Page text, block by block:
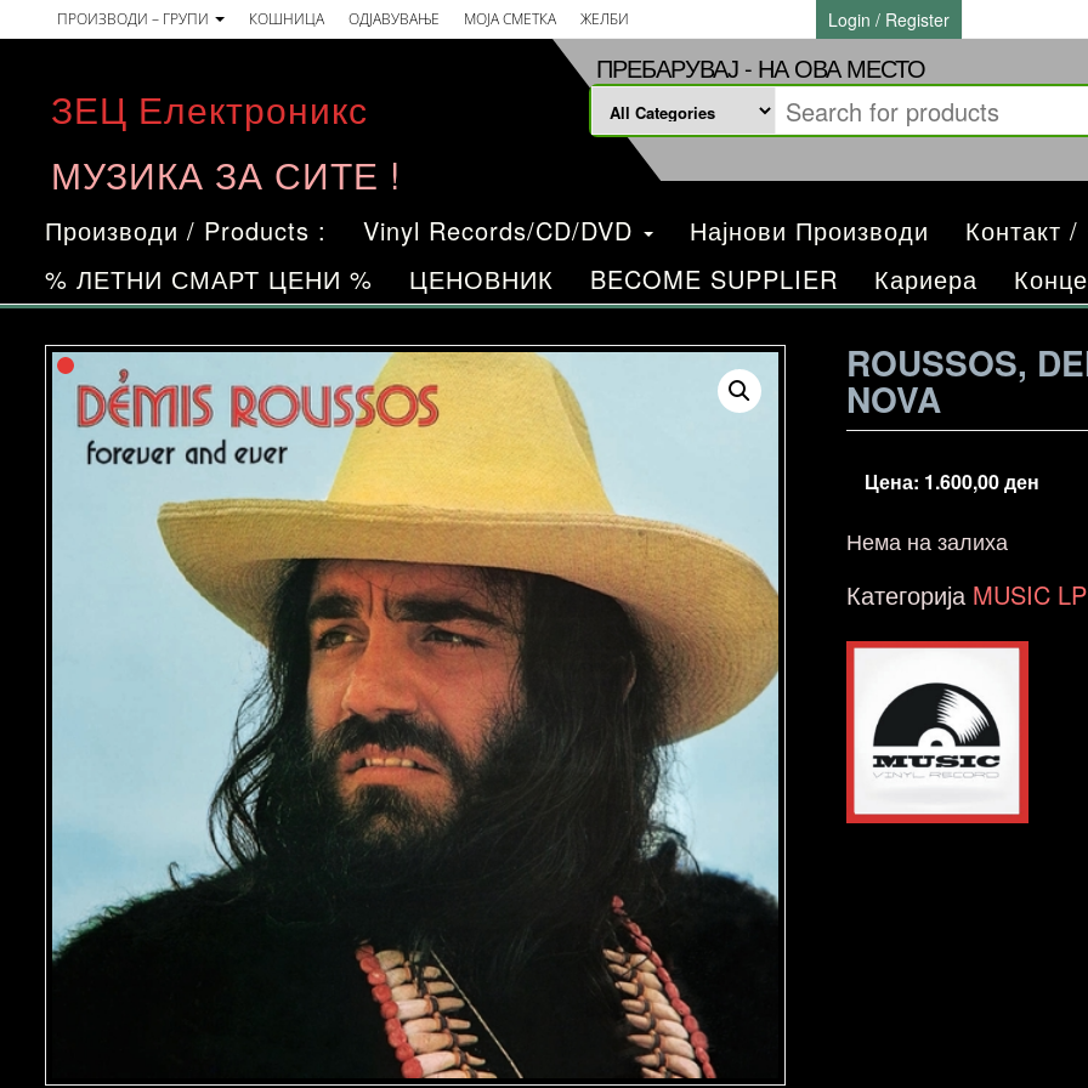
to
content
ПРОИЗВОДИ – ГРУПИ КОШНИЦА ОДЈАВУВАЊЕ МОЈА СМЕТКА ЖЕЛБИ Login / Register
ЗЕЦ Електроникс
МУЗИКА ЗА СИТЕ !
ПРЕБАРУВАЈ - НА ОВА МЕСТО
Производи / Products : Vinyl Records/CD/DVD Најнови Производи
Контакт
% ЛЕТНИ СМАРТ ЦЕНИ %
ЦЕНОВНИК BECOME SUPPLIER Кариера
ROUSSOS,
NOVA
Цена: 1.600,00ден
Нема на залиха
Категорија MUSIC